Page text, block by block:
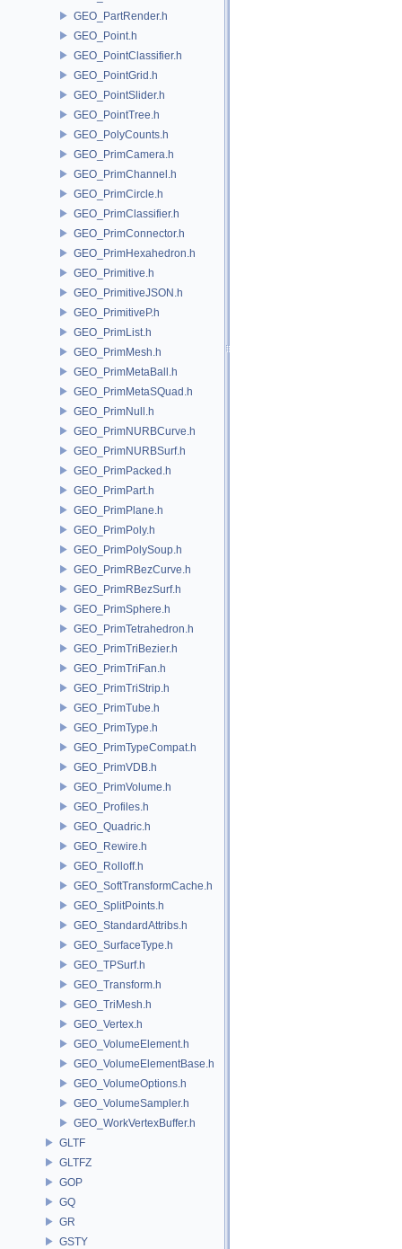
GEO_PartRender.h
GEO_Point.h
GEO_PointClassifier.h
GEO_PointGrid.h
GEO_PointSlider.h
GEO_PointTree.h
GEO_PolyCounts.h
GEO_PrimCamera.h
GEO_PrimChannel.h
GEO_PrimCircle.h
GEO_PrimClassifier.h
GEO_PrimConnector.h
GEO_PrimHexahedron.h
GEO_Primitive.h
GEO_PrimitiveJSON.h
GEO_PrimitiveP.h
GEO_PrimList.h
GEO_PrimMesh.h
GEO_PrimMetaBall.h
GEO_PrimMetaSQuad.h
GEO_PrimNull.h
GEO_PrimNURBCurve.h
GEO_PrimNURBSurf.h
GEO_PrimPacked.h
GEO_PrimPart.h
GEO_PrimPlane.h
GEO_PrimPoly.h
GEO_PrimPolySoup.h
GEO_PrimRBezCurve.h
GEO_PrimRBezSurf.h
GEO_PrimSphere.h
GEO_PrimTetrahedron.h
GEO_PrimTriBezier.h
GEO_PrimTriFan.h
GEO_PrimTriStrip.h
GEO_PrimTube.h
GEO_PrimType.h
GEO_PrimTypeCompat.h
GEO_PrimVDB.h
GEO_PrimVolume.h
GEO_Profiles.h
GEO_Quadric.h
GEO_Rewire.h
GEO_Rolloff.h
GEO_SoftTransformCache.h
GEO_SplitPoints.h
GEO_StandardAttribs.h
GEO_SurfaceType.h
GEO_TPSurf.h
GEO_Transform.h
GEO_TriMesh.h
GEO_Vertex.h
GEO_VolumeElement.h
GEO_VolumeElementBase.h
GEO_VolumeOptions.h
GEO_VolumeSampler.h
GEO_WorkVertexBuffer.h
GLTF
GLTFZ
GOP
GQ
GR
GSTY